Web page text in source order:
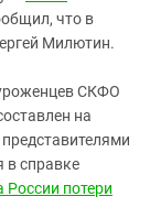
что в
Милютин.
СКФО
на
в справке
потери